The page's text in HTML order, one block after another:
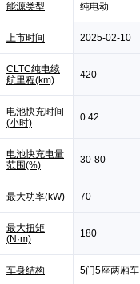
能源类型 纯电动
上市时间 2025-02-10
CLTC纯电续
航里程(km)
420
电池快充时间
(小时)
0.42
电池快充电量
范围(%)
30-80
最大功率(kW) 70
最大扭矩
(N·m)
180
车身结构 5门5座两厢车